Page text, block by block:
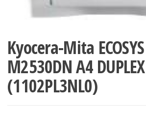
Kyocera-Mita ECOSYS
M2530DN A4
(1102PL3NL0)